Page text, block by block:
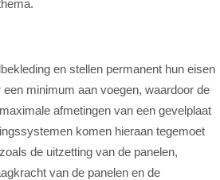
en stellen permanent hun eisen
minimum aan voegen, waardoor de
afmetingen van een gevelplaat
komen hieraan tegemoet
de uitzetting van de panelen,
van de panelen en de